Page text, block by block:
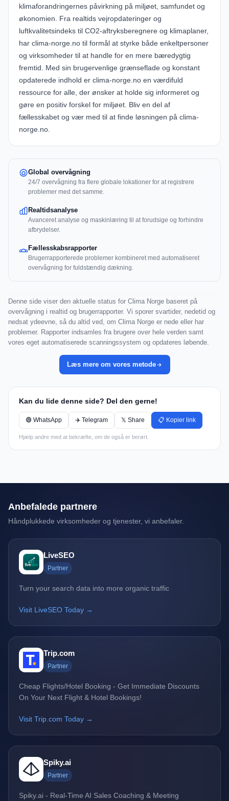
klimaforandringernes påvirkning på miljøet, samfundet og
økonomien. Fra realtids vejropdateringer og
luftkvalitetsindeks til CO2-aftryksberegnere og klimaplaner,
har clima-norge.no til formål at styrke både enkeltpersoner
og virksomheder til at handle for en mere bæredygtig
fremtid. Med sin brugervenlige grænseflade og konstant
opdaterede indhold er clima-norge.no en værdifuld
ressource for alle, der ønsker at holde sig informeret og
gøre en positiv forskel for miljøet. Bliv en del af
fællesskabet og vær med til at finde løsningen på clima-
norge.no.
Global overvågning
24/7 overvågning fra flere globale lokationer for at registrere
problemer med det samme.
Realtidsanalyse
Avanceret analyse og maskinlæring til at forudsige og forhindre
afbrydelser.
Fællesskabsrapporter
Brugerrapporterede problemer kombineret med automatiseret
overvågning for fuldstændig dækning.
Denne side viser den aktuelle status for Clima Norge baseret på
overvågning i realtid og brugerrapporter. Vi sporer svartider, nedetid og
nedsat ydeevne, så du altid ved, om Clima Norge er nede eller har
problemer. Rapporter indsamles fra brugere over hele verden samt
vores eget automatiserede scanningssystem og opdateres løbende.
Læs mere om vores metode
Kan du lide denne side? Del den gerne!
🟢 WhatsApp ✈️ Telegram 𝕏 Share 📋 Kopier link
Hjælp andre med at bekræfte, om de også er berørt.
Anbefalede partnere
Håndplukkede virksomheder og tjenester, vi anbefaler.
LiveSEO
Partner
Turn your search data into more organic traffic
Visit LiveSEO Today →
Trip.com
Partner
Cheap Flights/Hotel Booking - Get Immediate Discounts
On Your Next Flight & Hotel Bookings!
Visit Trip.com Today →
Spiky.ai
Partner
Spiky.ai - Real-Time AI Sales Coaching & Meeting